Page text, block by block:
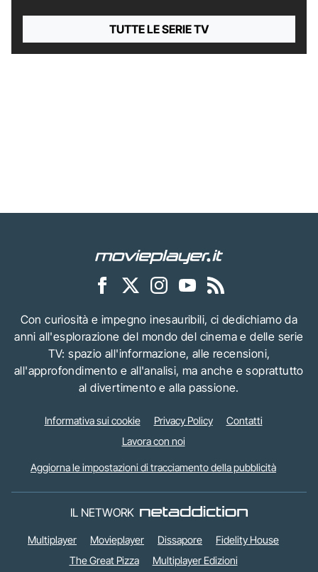
TUTTE LE SERIE TV
Con curiosità e impegno inesauribili, ci dedichiamo da
anni all'esplorazione del mondo del cinema e delle serie
TV: spazio all'informazione, alle recensioni,
all'approfondimento e all'analisi, ma anche e soprattutto
al divertimento e alla passione.
Informativa sui cookie Privacy Policy
Contatti
Lavora con noi
Aggiorna le impostazioni di tracciamento della pubblicità
IL NETWORK
Multiplayer Movieplayer Dissapore
Fidelity House
The Great Pizza
Multiplayer Edizioni